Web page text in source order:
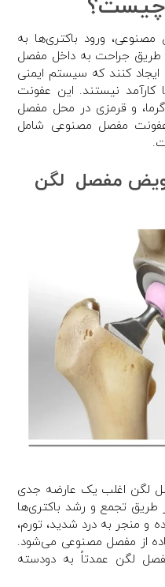
چیست؟
ورود باکتری‌ها به
طریق جراحت به داخل مفصل
ایجاد کنند که سیستم ایمنی
کارآمد نیستند. این عفونت
گرما، و قرمزی در محل مفصل
مفصل مصنوعی شامل
مفصل لگن
لگن اغلب یک عارضه جدی
تجمع و رشد باکتری‌ها
و منجر به درد شدید، تورم،
از مفصل مصنوعی می‌شود.
لگن عمدتاً به دودسته